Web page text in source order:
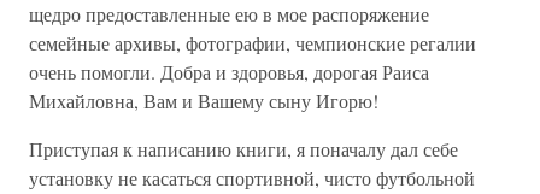
щедро предоставленные ею в мое распоряжение
семейные архивы, фотографии, чемпионские регалии
очень помогли. Добра и здоровья, дорогая Раиса
Михайловна, Вам и Вашему сыну Игорю!
Приступая к написанию книги, я поначалу дал себе
установку не касаться спортивной, чисто футбольной